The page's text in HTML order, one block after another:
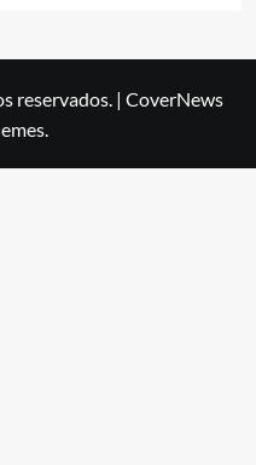
reservados. | CoverNews